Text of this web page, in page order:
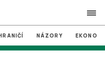
search
NÁZORY